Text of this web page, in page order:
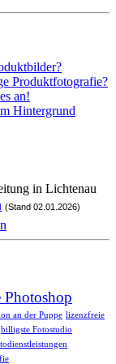
Produktfotografie?
an!
Hintergrund
in Lichtenau
(Stand 02.01.2026)
Photoshop
an der Puppe lizenzfreie
billigste Fotostudio